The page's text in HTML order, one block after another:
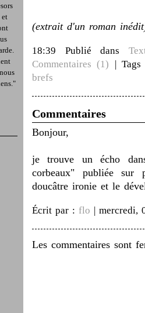
et
(extrait d'un roman
18:39 Publié dans
Commentaires (1) |
brefs
Commentaires
Bonjour,
je trouve un écho
corbeaux" publiée
doucâtre ironie et le
Écrit par :flo | mercredi,
Les commentaires sont